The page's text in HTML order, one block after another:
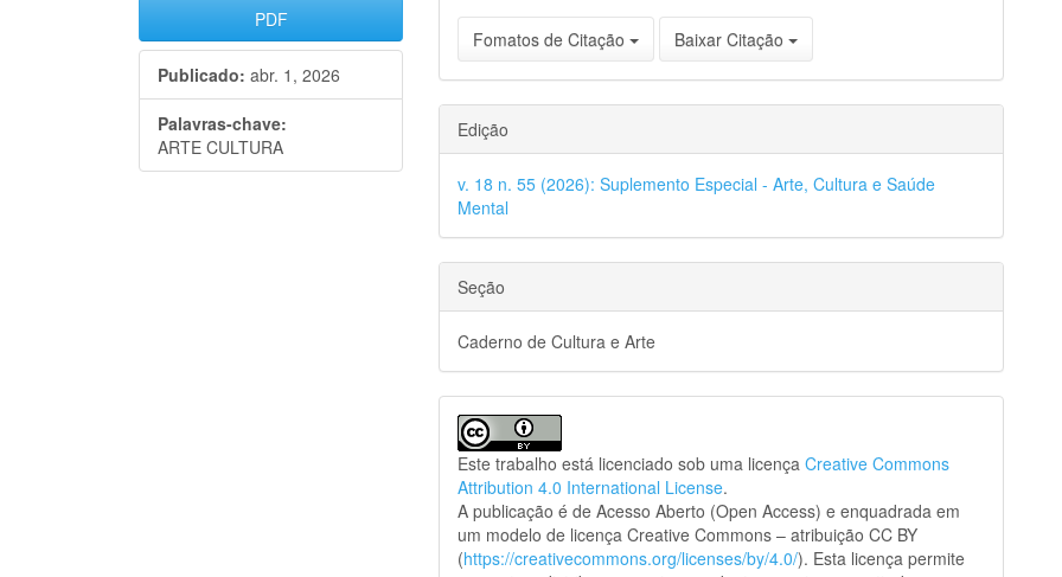
PDF
Publicado: abr. 1, 2026
Palavras-chave:
ARTE CULTURA
Fomatos de Citação Baixar Citação
Edição
v. 18 n. 55 (2026): Suplemento Especial - Arte, Cultura e Saúde
Mental
Seção
Caderno de Cultura e Arte
Este trabalho está licenciado sob uma licençaCreative Commons
Attribution 4.0 International License.
A publicação é de Acesso Aberto (Open Access) e enquadrada em
um modelo de licença Creative Commons – atribuição CC BY
(https://creativecommons.org/licenses/by/4.0/). Esta licença permite